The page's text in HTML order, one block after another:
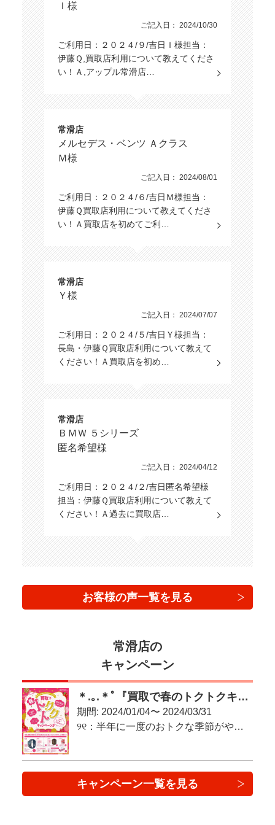
Ｉ様
ご記入日： 2024/10/30
ご利用日：２０２４/９/吉日Ｉ様担当：
伊藤Ｑ,買取店利用について教えてくださ
い！Ａ,アップル常滑店…
常滑店
メルセデス・ベンツ Ａクラス
Ｍ様
ご記入日： 2024/08/01
ご利用日：２０２４/６/吉日Ｍ様担当：
伊藤Ｑ買取店利用について教えてくださ
い！Ａ買取店を初めてご利…
常滑店
Ｙ様
ご記入日： 2024/07/07
ご利用日：２０２４/５/吉日Ｙ様担当：
長島・伊藤Ｑ買取店利用について教えて
ください！Ａ買取店を初め…
常滑店
ＢＭＷ ５シリーズ
匿名希望様
ご記入日： 2024/04/12
ご利用日：２０２４/２/吉日匿名希望様
担当：伊藤Ｑ買取店利用について教えて
ください！Ａ過去に買取店…
お客様の声一覧を見る
常滑店の
キャンペーン
＊.｡.＊ﾟ『買取で春のトクトクキャンペーン♪』＊.｡.＊ﾟ
期間: 2024/01/04〜 2024/03/31
୨୧：半年に一度のおトクな季節がやってきた！：୨୧
キャンペーン一覧を見る